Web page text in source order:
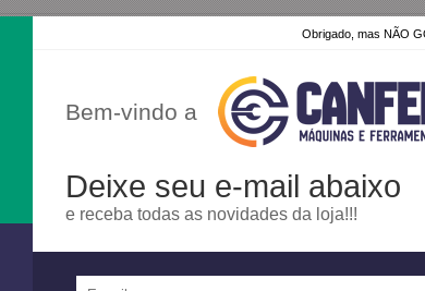
Obrigado, mas NÃO
Bem-vindo a
Deixe seu e-mail abaixo
e receba todas as novidades da loja!!!
Muito bom, atendeu todas as minhas expectativas.
Chegou antes do prazo, bem embalado, produto de
Produto: Bota Borracha Cano 35cm Bico Aço -
O produto já conheço e é muito bom,